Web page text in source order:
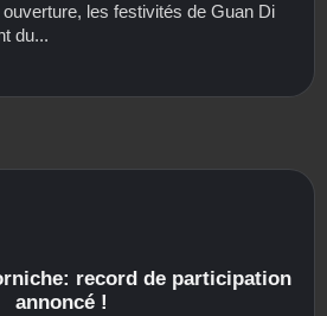
les festivités de Guan Di
du...
record de participation
annoncé !